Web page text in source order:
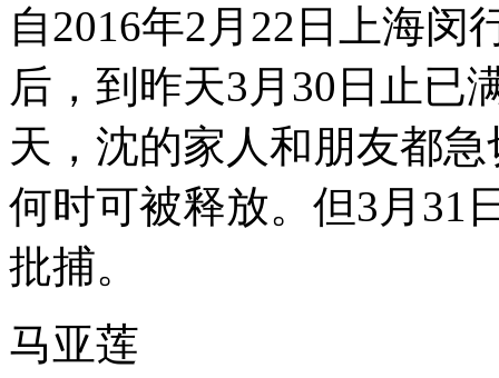
自2016年2月22日上海
后，到昨天3月30日止已
天，沈的家人和朋友都
何时可被释放。但3月31
批捕。
马亚莲